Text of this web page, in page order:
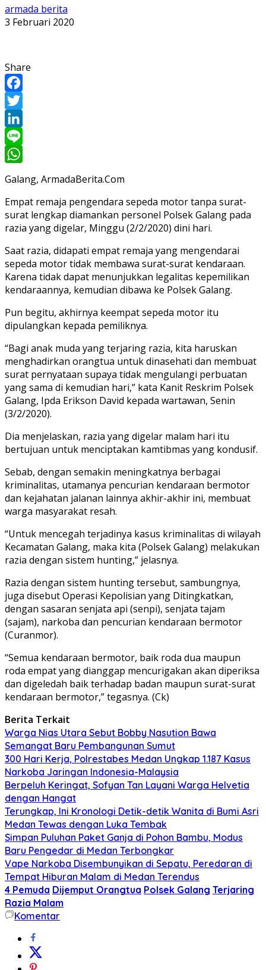
armada berita
3 Februari 2020
Share
Facebook
Twitter
LinkedIn
Line
Galang, ArmadaBerita.Com
Empat remaja pengendara sepeda motor tanpa surat-
surat lengkap diamankan personel Polsek Galang pada
razia yang digelar, Minggu (2/2/2020) dini hari.
Saat razia, didapati empat remaja yang mengendarai
sepeda motor tidak membawa surat-surat kendaraan.
Karena tidak dapat menunjukkan legalitas kepemilikan
kendaraannya, kemudian dibawa ke Polsek Galang.
Pun begitu, akhirnya keempat sepeda motor itu
dipulangkan kepada pemiliknya.
“Bagi anak muda yang terjaring razia, kita haruskan
menghadirkan orangtua untuk dinasehati dan membuat
surat pernyataan supaya tidak mengulangi perbuatan
yang sama di kemudian hari,” kata Kanit Reskrim Polsek
Galang, Ipda Erikson David kepada wartawan, Senin
(3/2/2020).
Dia menjelaskan, razia yang digelar malam hari itu
bertujuan untuk menciptakan kamtibmas yang kondusif.
Sebab, dengan semakin meningkatnya berbagai
kriminalitas, utamanya pencurian kendaraan bermotor
dan kejahatan jalanan lainnya akhir-akhir ini, membuat
warga masyarakat resah.
“Untuk mencegah terjadinya kasus kriminalitas di wilayah
Kecamatan Galang, maka kita (Polsek Galang) melakukan
razia dengan sistem hunting,” jelasnya.
Razia dengan sistem hunting tersebut, sambungnya,
juga disebut Operasi Kepolisian yang Ditingkatkan,
dengan sasaran senjata api (senpi), senjata tajam
(sajam), narkoba dan pencurian kendaraan bermotor
(Curanmor).
“Semua kendaraan bermotor, baik roda dua maupun
roda empat yang dianggap mencurigakan akan diperiksa
dan digeledah baik terhadap badan maupun surat-surat
kendaraan bermotor,” tegasnya. (Ck)
Berita Terkait
Warga Nias Utara Sebut Bobby Nasution Bawa
Semangat Baru Pembangunan Sumut
300 Hari Kerja, Polrestabes Medan Ungkap 1.187 Kasus
Narkoba Jaringan Indonesia-Malaysia
Berpeluh Keringat, Sofyan Tan Layani Warga Helvetia
dengan Hangat
Terungkap, Ini Kronologi Detik-detik Wanita di Bumi Asri
Medan Tewas dengan Luka Tembak
Simpan Puluhan Paket Ganja di Pohon Bambu, Modus
Baru Pengedar di Medan Terbongkar
Vape Narkoba Disembunyikan di Sepatu, Peredaran di
Tempat Hiburan Malam di Medan Terendus
4 Pemuda Dijemput Orangtua Polsek Galang Terjaring
Razia Malam
Komentar